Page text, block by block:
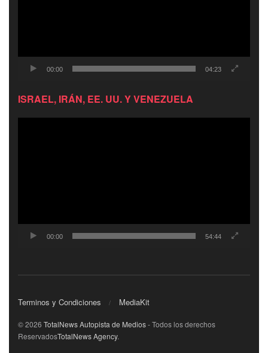
00:00 04:23
ISRAEL, IRÁN, EE. UU. Y VENEZUELA
00:00 54:44
Terminos y Condiciones MediaKit
© 2026 TotalNews Autopista de Medios- Todos los derechos
ReservadosTotalNews Agency.